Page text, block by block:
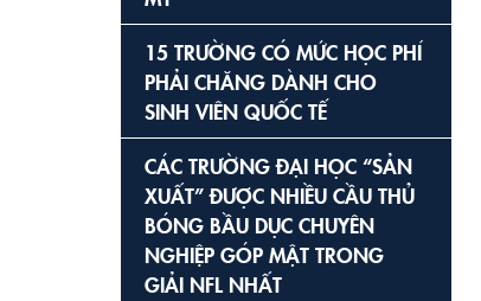
15 TRƯỜNG CÓ MỨC HỌC PHÍ
PHẢI CHĂNG DÀNH CHO
SINH VIÊN QUỐC TẾ
CÁC TRƯỜNG ĐẠI HỌC “SẢN
XUẤT” ĐƯỢC NHIỀU CẦU THỦ
BÓNG BẦU DỤC CHUYÊN
NGHIỆP GÓP MẶT TRONG
GIẢI NFL NHẤT